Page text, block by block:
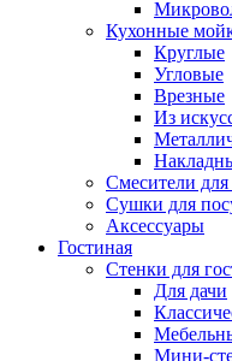
Кухонные
Круглые
Угловые
Врезные
Из
Смесители
Сушки для
Аксессуары
Гостиная
Стенки для
Для дачи
Мини-